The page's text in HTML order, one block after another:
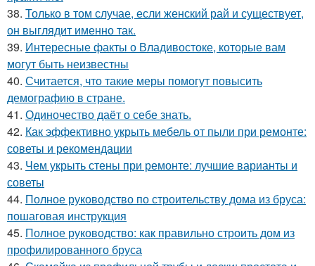
38. Только в том случае, если женский рай и существует,
он выглядит именно так.
39. Интересные факты о Владивостоке, которые вам
могут быть неизвестны
40. Считается, что такие меры помогут повысить
демографию в стране.
41. Одиночество даёт о себе знать.
42. Как эффективно укрыть мебель от пыли при ремонте:
советы и рекомендации
43. Чем укрыть стены при ремонте: лучшие варианты и
советы
44. Полное руководство по строительству дома из бруса:
пошаговая инструкция
45. Полное руководство: как правильно строить дом из
профилированного бруса